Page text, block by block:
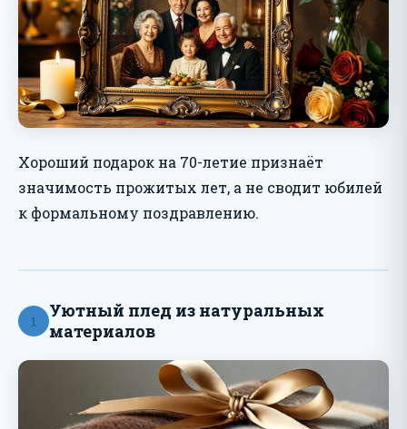
Хороший подарок на 70-летие признаёт
значимость прожитых лет, а не сводит юбилей
к формальному поздравлению.
1
Уютный плед из натуральных
материалов